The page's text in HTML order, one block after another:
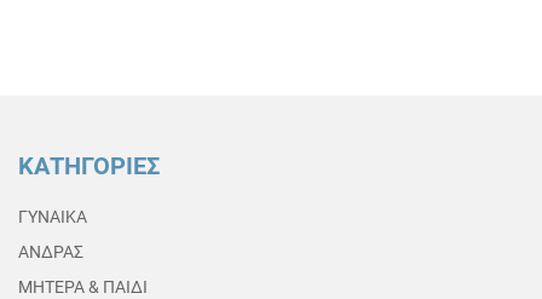
ΚΑΤΗΓΟΡΙΕΣ
ΓΥΝΑΙΚΑ
ΑΝΔΡΑΣ
ΜΗΤΕΡΑ & ΠΑΙΔΙ